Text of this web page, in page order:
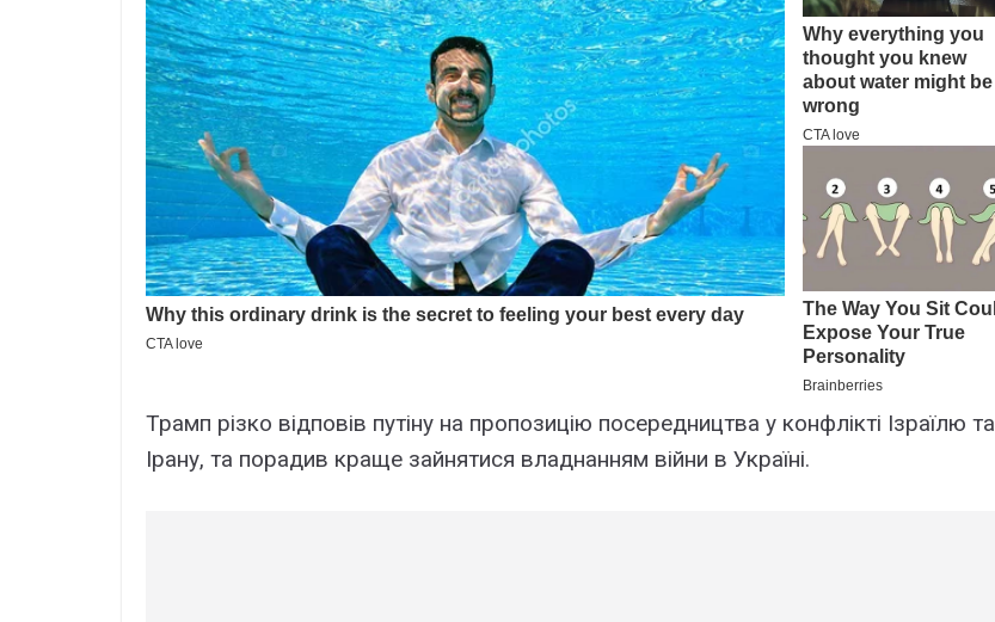
Трамп різко відповів путіну на пропозицію посередництва у конфлікті Ізраїлю та
Ірану, та порадив краще зайнятися владнанням війни в Україні.